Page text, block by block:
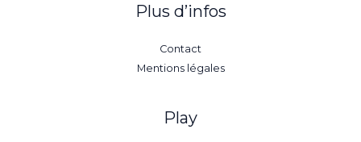
Plus d’infos
Contact
Mentions légales
Play